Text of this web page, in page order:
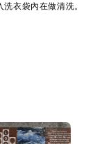
衣袋內在做清洗。